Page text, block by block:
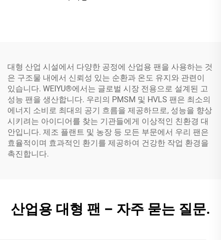
대형 산업 시설에서 다양한 공정에 산업용 팬을 사용하는 것
은 구조물 내에서 신뢰성 있는 순환과 온도 유지와 관련이
있습니다. WEIYU®에서는 글로벌 시장 전용으로 설계된 고
성능 팬을 생산합니다. 우리의 PMSM 및 HVLS 팬은 최소의
에너지 소비로 최대의 공기 흐름을 제공하므로, 성능을 향상
시키려는 아이디어를 찾는 기관들에게 이상적인 친환경 대
안입니다. 제조 플랜트 및 농장 등 모든 부문에서 우리 팬은
효율적이며 효과적인 환기를 제공하여 건강한 작업 환경을
촉진합니다.
산업용 대형 팬 – 자주 묻는 질문.